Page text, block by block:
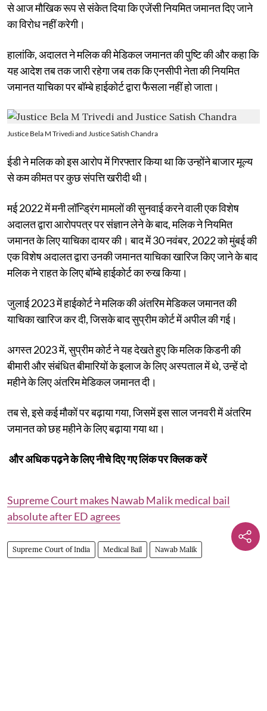
से आज मौखिक रूप से संकेत दिया कि एजेंसी नियमित जमानत दिए जाने
का विरोध नहीं करेगी।
हालांकि, अदालत ने मलिक की मेडिकल जमानत की पुष्टि की और कहा कि
यह आदेश तब तक जारी रहेगा जब तक कि एनसीपी नेता की नियमित
जमानत याचिका पर बॉम्बे हाईकोर्ट द्वारा फैसला नहीं हो जाता।
Justice Bela M Trivedi and Justice Satish Chandra
ईडी ने मलिक को इस आरोप में गिरफ्तार किया था कि उन्होंने बाजार मूल्य
से कम कीमत पर कुछ संपत्ति खरीदी थी।
मई 2022 में मनी लॉन्ड्रिंग मामलों की सुनवाई करने वाली एक विशेष
अदालत द्वारा आरोपपत्र पर संज्ञान लेने के बाद, मलिक ने नियमित
जमानत के लिए याचिका दायर की। बाद में 30 नवंबर, 2022 को मुंबई की
एक विशेष अदालत द्वारा उनकी जमानत याचिका खारिज किए जाने के बाद
मलिक ने राहत के लिए बॉम्बे हाईकोर्ट का रुख किया।
जुलाई 2023 में हाईकोर्ट ने मलिक की अंतरिम मेडिकल जमानत की
याचिका खारिज कर दी, जिसके बाद सुप्रीम कोर्ट में अपील की गई।
अगस्त 2023 में, सुप्रीम कोर्ट ने यह देखते हुए कि मलिक किडनी की
बीमारी और संबंधित बीमारियों के इलाज के लिए अस्पताल में थे, उन्हें दो
महीने के लिए अंतरिम मेडिकल जमानत दी।
तब से, इसे कई मौकों पर बढ़ाया गया, जिसमें इस साल जनवरी में अंतरिम
जमानत को छह महीने के लिए बढ़ाया गया था।
और अधिक पढ़ने के लिए नीचे दिए गए लिंक पर क्लिक करें
Supreme Court makes Nawab Malik medical bail
absolute after ED agrees
Supreme Court of India Medical Bail Nawab Malik